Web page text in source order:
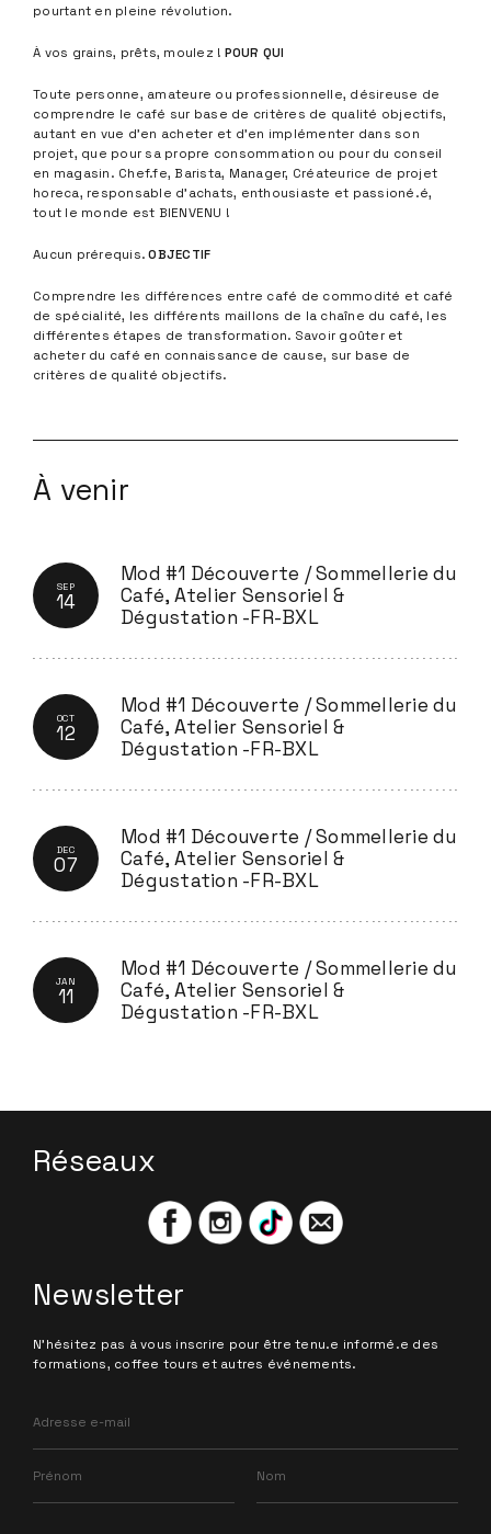
pourtant en pleine révolution.
À vos grains, prêts, moulez ! POUR QUI
Toute personne, amateure ou professionnelle, désireuse de
comprendre le café sur base de critères de qualité objectifs,
autant en vue d’en acheter et d’en implémenter dans son
projet, que pour sa propre consommation ou pour du conseil
en magasin. Chef.fe, Barista, Manager, Créateurice de projet
horeca, responsable d’achats, enthousiaste et passioné.é,
tout le monde est BIENVENU !
Aucun prérequis. OBJECTIF
Comprendre les différences entre café de commodité et café
de spécialité, les différents maillons de la chaîne du café, les
différentes étapes de transformation. Savoir goûter et
acheter du café en connaissance de cause, sur base de
critères de qualité objectifs.
À venir
SEP
14
Mod #1 Découverte / Sommellerie du
Café, Atelier Sensoriel &
Dégustation -FR-BXL
OCT
12
Mod #1 Découverte / Sommellerie du
Café, Atelier Sensoriel &
Dégustation -FR-BXL
DEC
07
Mod #1 Découverte / Sommellerie du
Café, Atelier Sensoriel &
Dégustation -FR-BXL
JAN
11
Mod #1 Découverte / Sommellerie du
Café, Atelier Sensoriel &
Dégustation -FR-BXL
Réseaux
Newsletter
N'hésitez pas à vous inscrire pour être tenu.e informé.e des
formations, coffee tours et autres événements.